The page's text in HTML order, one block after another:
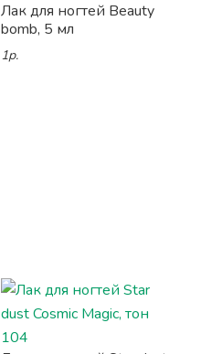
Лак для ногтей Beauty
bomb, 5 мл
1р.